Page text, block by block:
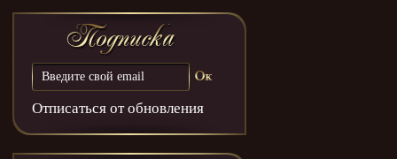
Отписаться от обновления